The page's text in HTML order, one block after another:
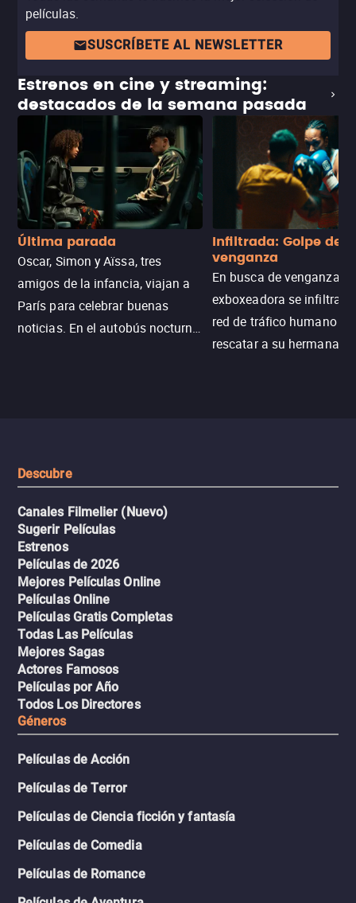
películas.
SUSCRÍBETE AL NEWSLETTER
Estrenos en cine y streaming:
destacados de la semana pasada
Última parada
Oscar, Simon y Aïssa, tres
amigos de la infancia, viajan a
París para celebrar buenas
noticias. En el autobús nocturno
Infiltrada: Golpe de
venganza
En busca de venganza,
exboxeadora se infiltra
red de tráfico humano
rescatar a su hermana
Descubre
Canales Filmelier (Nuevo)
Sugerir Películas
Estrenos
Películas de 2026
Mejores Películas Online
Películas Online
Películas Gratis Completas
Todas Las Películas
Mejores Sagas
Actores Famosos
Películas por Año
Todos Los Directores
Géneros
Películas de Acción
Películas de Terror
Películas de Ciencia ficción y fantasía
Películas de Comedia
Películas de Romance